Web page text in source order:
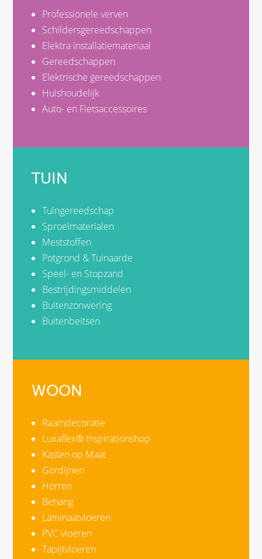
Professionele verven
Schildersgereedschappen
Elektra installatiemateriaal
Gereedschappen
Elektrische gereedschappen
Huishoudelijk
Auto- en Fietsaccessoires
TUIN
Tuingereedschap
Sproeimaterialen
Meststoffen
Potgrond & Tuinaarde
Speel- en Stopzand
Bestrijdingsmiddelen
Buitenzonwering
Buitenbeitsen
WOON
Raamdecoratie
Luxaflex® Inspirationshop
Kasten op Maat
Gordijnen
Horren
Behang
Laminaatvloeren
PVC vloeren
Tapijtvloeren